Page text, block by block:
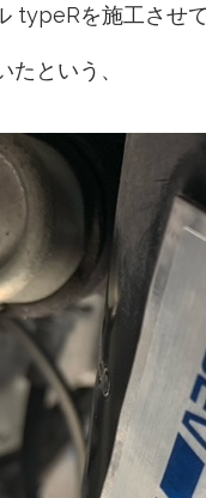
typeRを施工させ
たという、